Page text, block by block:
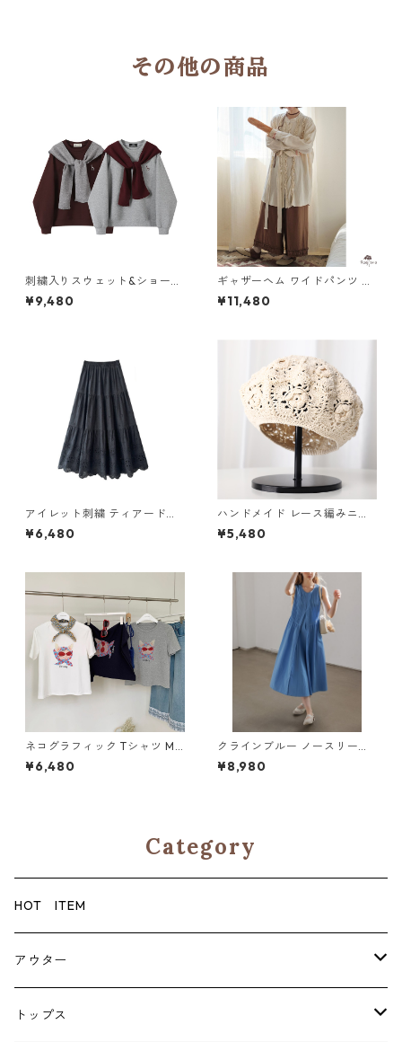
その他の商品
刺繍入りスウェット&ショール
セット M 3col 250433
¥9,480
ギャザーヘム ワイドパンツ M
3col 250397
¥11,480
アイレット刺繍 ティアードロ
ングスカート6col H 260119
¥6,480
ハンドメイド レース編みニッ
トベレー帽 8col Y HY037
¥5,480
ネコグラフィック Tシャツ M
3col 250211
¥6,480
クラインブルー ノースリーブ
ロングドレス H 260113
¥8,980
Category
HOT ITEM
アウター
コート
トップス